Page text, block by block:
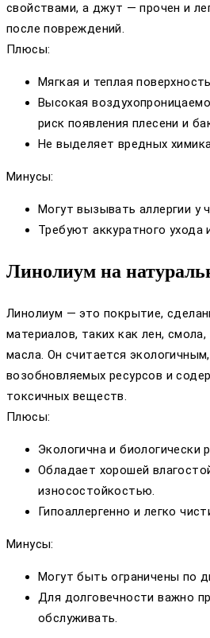
свойствами, а джут — прочен и
после повреждений.
Плюсы:
Мягкая и теплая
Высокая
риск появления плесени и
Не выделяет вредных
Минусы:
Могут вызывать аллергии у
Требуют аккуратного ухода
Линолиум на
Линолиум — это покрытие,
материалов, таких как лен,
масла. Он считается
возобновляемых ресурсов и
токсичных веществ.
Плюсы:
Экологична и биологически
Обладает хорошей
износостойкостью.
Гипоаллергенно и легко
Минусы:
Могут быть ограничены по
Для долговечности важно
обслуживать.